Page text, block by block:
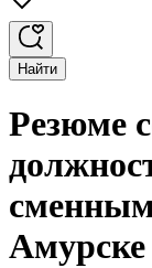
Найти
Резюме
Амурске